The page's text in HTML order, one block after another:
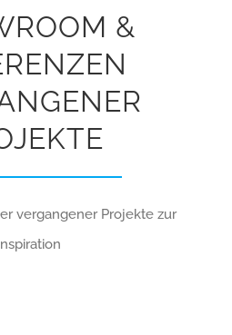
&
vergangener Projekte zur